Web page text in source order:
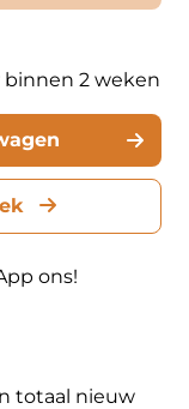
binnen 2 weken
ons!
totaal nieuw